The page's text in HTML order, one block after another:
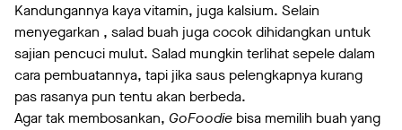
Kandungannya kaya vitamin, juga kalsium. Selain
menyegarkan , salad buah juga cocok dihidangkan untuk
sajian pencuci mulut. Salad mungkin terlihat sepele dalam
cara pembuatannya, tapi jika saus pelengkapnya kurang
pas rasanya pun tentu akan berbeda.
Agar tak membosankan, GoFoodie bisa memilih buah yang